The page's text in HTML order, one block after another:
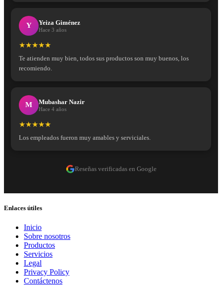
Y Yeiza Giménez
Hace 3 años
★★★★★
Te atienden muy bien, todos sus productos son muy buenos, los
recomiendo.
M Mubashar Nazir
Hace 4 años
★★★★★
Los empleados fueron muy amables y serviciales.
Reseñas verificadas en Google
Enlaces útiles
Inicio
Sobre nosotros
Productos
Servicios
Legal
Privacy Policy
Contáctenos